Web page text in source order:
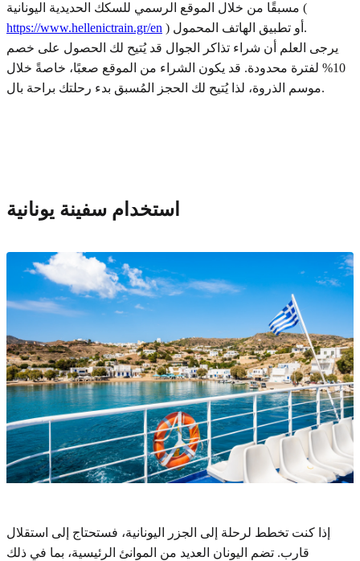
مسبقًا من خلال الموقع الرسمي للسكك الحديدية اليونانية (
https://www.hellenictrain.gr/en
) أو تطبيق الهاتف المحمول.
يرجى العلم أن شراء تذاكر الجوال قد يُتيح لك الحصول على خصم
10% لفترة محدودة. قد يكون الشراء من الموقع صعبًا، خاصةً خلال
موسم الذروة، لذا يُتيح لك الحجز المُسبق بدء رحلتك براحة بال.
استخدام سفينة يونانية
إذا كنت تخطط لرحلة إلى الجزر اليونانية، فستحتاج إلى استقلال
قارب. تضم اليونان العديد من الموانئ الرئيسية، بما في ذلك